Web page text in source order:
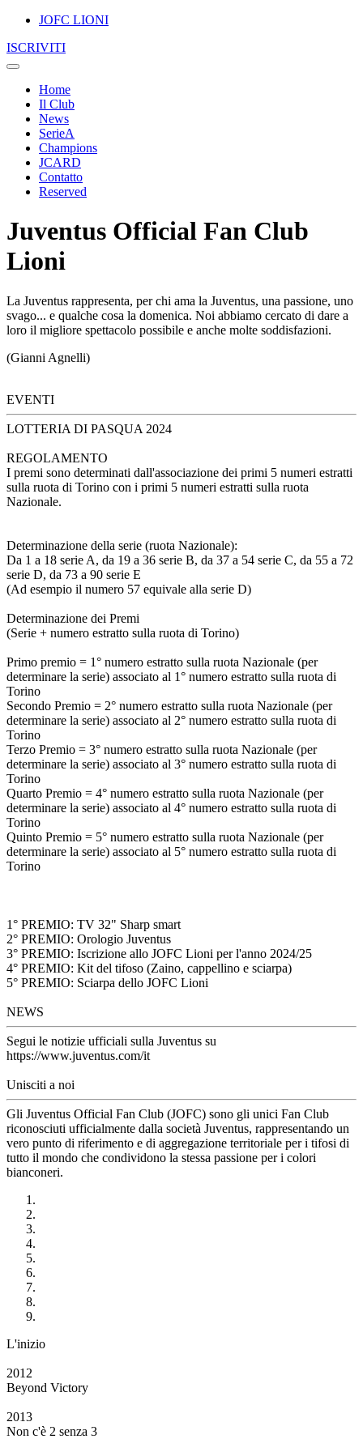
JOFC LIONI
ISCRIVITI
Home
Il Club
News
SerieA
Champions
JCARD
Contatto
Reserved
Juventus Official Fan Club
Lioni
La Juventus rappresenta, per chi ama la Juventus, una passione, uno
svago... e qualche cosa la domenica. Noi abbiamo cercato di dare a
loro il migliore spettacolo possibile e anche molte soddisfazioni.
(Gianni Agnelli)
EVENTI
LOTTERIA DI PASQUA 2024
REGOLAMENTO
I premi sono determinati dall'associazione dei primi 5 numeri estratti
sulla ruota di Torino con i primi 5 numeri estratti sulla ruota
Nazionale.
Determinazione della serie (ruota Nazionale):
Da 1 a 18 serie A, da 19 a 36 serie B, da 37 a 54 serie C, da 55 a 72
serie D, da 73 a 90 serie E
(Ad esempio il numero 57 equivale alla serie D)
Determinazione dei Premi
(Serie + numero estratto sulla ruota di Torino)
Primo premio = 1° numero estratto sulla ruota Nazionale (per
determinare la serie) associato al 1° numero estratto sulla ruota di
Torino
Secondo Premio = 2° numero estratto sulla ruota Nazionale (per
determinare la serie) associato al 2° numero estratto sulla ruota di
Torino
Terzo Premio = 3° numero estratto sulla ruota Nazionale (per
determinare la serie) associato al 3° numero estratto sulla ruota di
Torino
Quarto Premio = 4° numero estratto sulla ruota Nazionale (per
determinare la serie) associato al 4° numero estratto sulla ruota di
Torino
Quinto Premio = 5° numero estratto sulla ruota Nazionale (per
determinare la serie) associato al 5° numero estratto sulla ruota di
Torino
1° PREMIO: TV 32" Sharp smart
2° PREMIO: Orologio Juventus
3° PREMIO: Iscrizione allo JOFC Lioni per l'anno 2024/25
4° PREMIO: Kit del tifoso (Zaino, cappellino e sciarpa)
5° PREMIO: Sciarpa dello JOFC Lioni
NEWS
Segui le notizie ufficiali sulla Juventus su
https://www.juventus.com/it
Unisciti a noi
Gli Juventus Official Fan Club (JOFC) sono gli unici Fan Club
riconosciuti ufficialmente dalla società Juventus, rappresentando un
vero punto di riferimento e di aggregazione territoriale per i tifosi di
tutto il mondo che condividono la stessa passione per i colori
bianconeri.
L'inizio
2012
Beyond Victory
2013
Non c'è 2 senza 3